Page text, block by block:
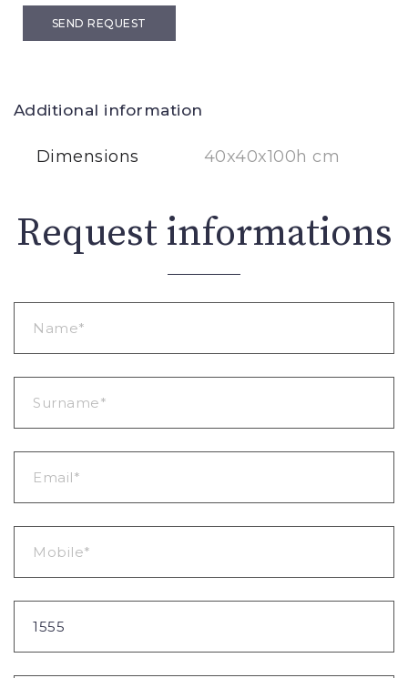
SEND REQUEST
Additional information
Dimensions 40x40x100h cm
Request informations